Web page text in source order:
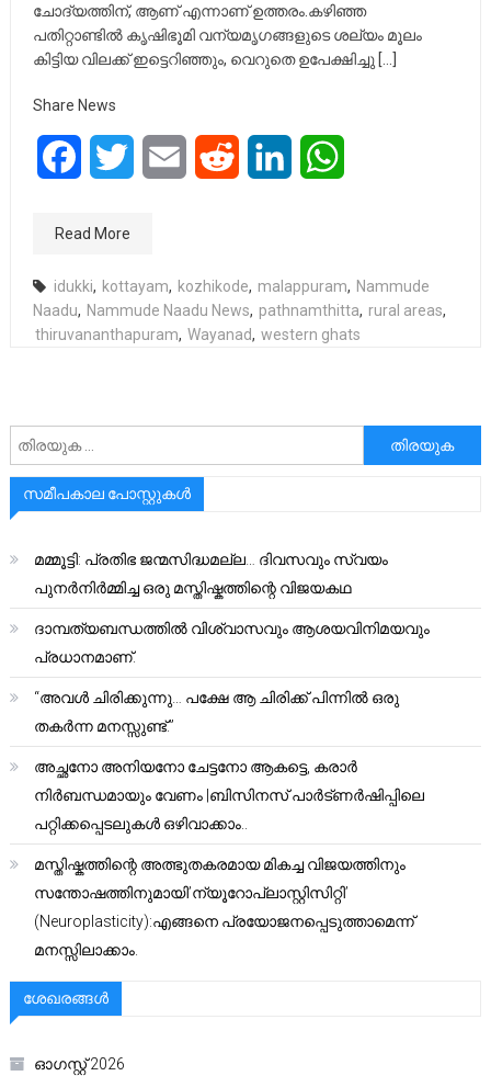
ചോദ്യത്തിന്, ആണ് എന്നാണ് ഉത്തരം.കഴിഞ്ഞ
പതിറ്റാണ്ടിൽ കൃഷിഭൂമി വന്യമൃഗങ്ങളുടെ ശല്യം മൂലം
കിട്ടിയ വിലക്ക് ഇട്ടെറിഞ്ഞും, വെറുതെ ഉപേക്ഷിച്ചു […]
Share News
FacebookTwitter Email Reddit LinkedIn
Read More
idukki, kottayam, kozhikode, malappuram, Nammude
Naadu, Nammude Naadu News, pathnamthitta, rural areas,
thiruvananthapuram, Wayanad, western ghats
അനേഷിക്കുക
സമീപകാല പോസ്റ്റുകൾ
മമ്മൂട്ടി: പ്രതിഭ ജന്മസിദ്ധമല്ല… ദിവസവും സ്വയം
പുനർനിർമ്മിച്ച ഒരു മസ്തിഷ്കത്തിന്റെ വിജയകഥ
ദാമ്പത്യബന്ധത്തിൽ വിശ്വാസവും ആശയവിനിമയവും
പ്രധാനമാണ്.
“അവൾ ചിരിക്കുന്നു… പക്ഷേ ആ ചിരിക്ക് പിന്നിൽ ഒരു
തകർന്ന മനസ്സുണ്ട്.”
അച്ഛനോ അനിയനോ ചേട്ടനോ ആകട്ടെ, കരാർ
നിർബന്ധമായും വേണം |ബിസിനസ് പാർട്ണർഷിപ്പിലെ
പറ്റിക്കപ്പെടലുകൾ ഒഴിവാക്കാം..
മസ്തിഷ്കത്തിന്റെ അത്ഭുതകരമായ മികച്ച വിജയത്തിനും
സന്തോഷത്തിനുമായി’ന്യൂറോപ്ലാസ്റ്റിസിറ്റി’
(Neuroplasticity):എങ്ങനെ പ്രയോജനപ്പെടുത്താമെന്ന്
മനസ്സിലാക്കാം.
ശേഖരങ്ങൾ
ഓഗസ്റ്റ്‌ 2026